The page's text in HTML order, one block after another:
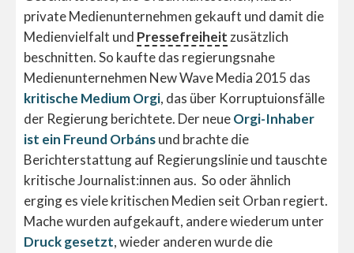
private Medienunternehmen gekauft und damit die
Medienvielfalt und Pressefreiheitzusätzlich
beschnitten. So kaufte das regierungsnahe
Medienunternehmen New Wave Media 2015 das
kritische Medium Orgi, das über Korruptuionsfälle
der Regierung berichtete. Der neueOrgi-Inhaber
ist ein Freund Orbánsund brachte die
Berichterstattung auf Regierungslinie und tauschte
kritische Journalist:innen aus. So oder ähnlich
erging es viele kritischen Medien seit Orban regiert.
Mache wurden aufgekauft, andere wiederum unter
Druck gesetzt, wieder anderen wurde die